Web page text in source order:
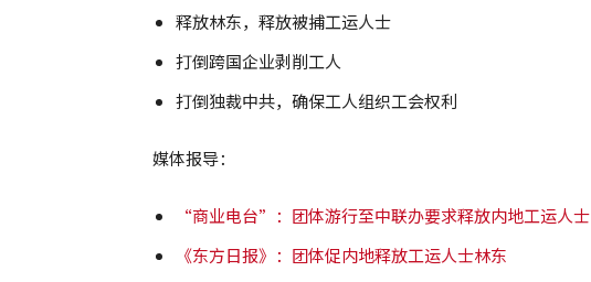
释放林东，释放被捕工运人士
打倒跨国企业剥削工人
打倒独裁中共，确保工人组织工会权利
媒体报导：
“商业电台”：团体游行至中联办要求释放内地工运人士
《东方日报》：团体促内地释放工运人士林东